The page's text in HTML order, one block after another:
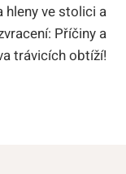
hleny ve stolici a
Příčiny a
trávicích obtíží!